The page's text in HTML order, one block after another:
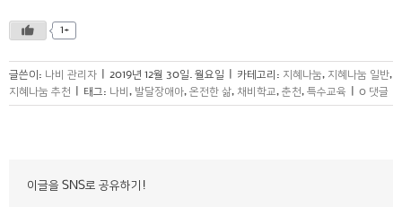
1+
글쓴이: 나비 관리자 2019년 12월 30일. 월요일 카테고리: 지혜나눔, 지혜나눔 일반,
지혜나눔 추천
태그: 나비 , 발달장애아, 온전한 삶, 채비학교, 춘천, 특수교육 0 댓글
이글을 SNS로 공유하기!